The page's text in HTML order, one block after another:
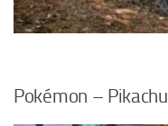
Pokémon – Pikachu